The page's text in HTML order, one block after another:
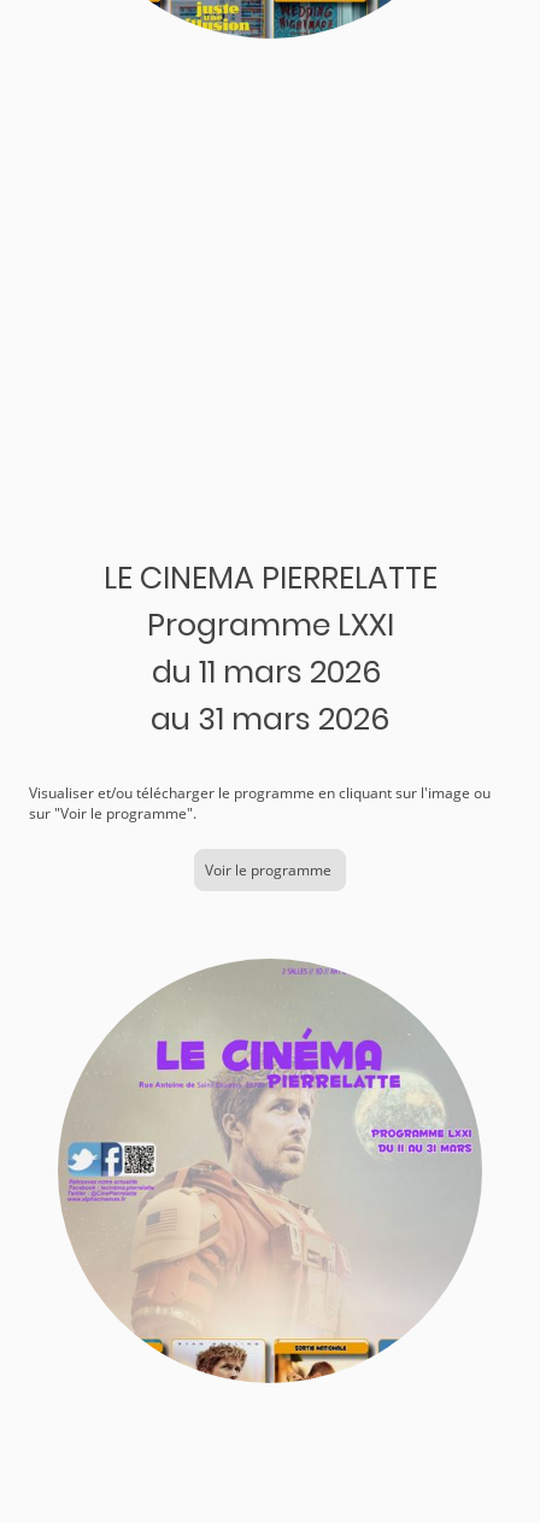
LE CINEMA PIERRELATTE
Programme LXXI
du 11 mars 2026
au 31 mars 2026
Visualiser et/ou télécharger le programme en cliquant sur l'image ou
sur "Voir le programme".
Voir le programme